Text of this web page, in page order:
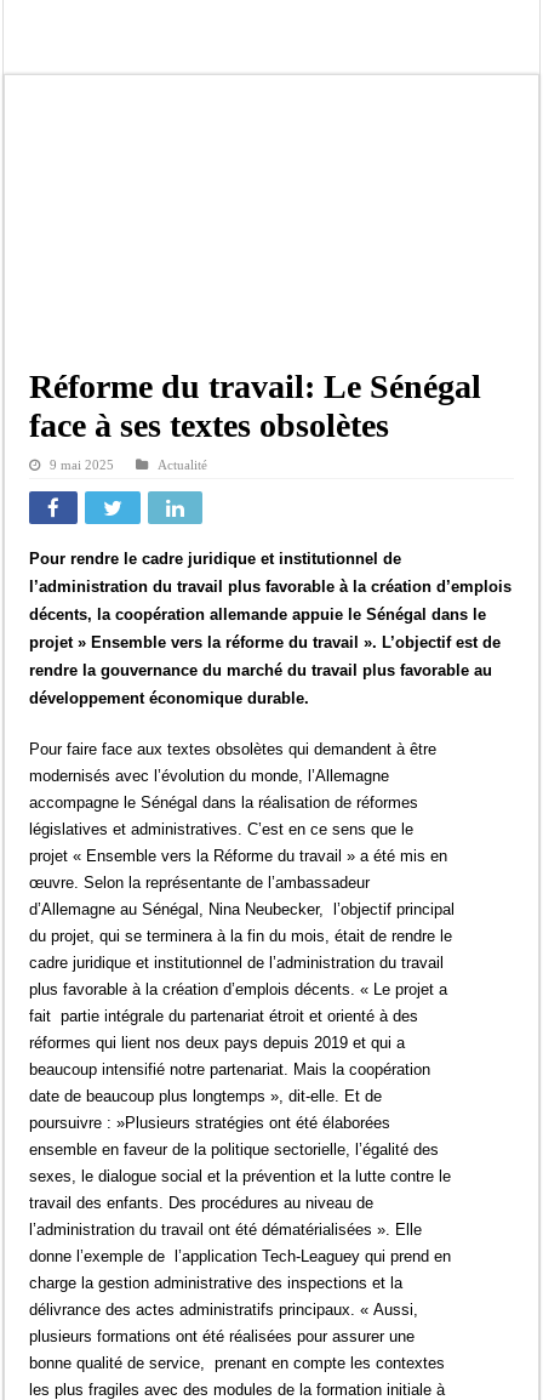
Réforme du travail: Le Sénégal
face à ses textes obsolètes
9 mai 2025 Actualité
Pour rendre le cadre juridique et institutionnel de
l’administration du travail plus favorable à la création d’emplois
décents, la coopération allemande appuie le Sénégal dans le
projet » Ensemble vers la réforme du travail ». L’objectif est de
rendre la gouvernance du marché du travail plus favorable au
développement économique durable.
Pour faire face aux textes obsolètes qui demandent à être
modernisés avec l’évolution du monde, l’Allemagne
accompagne le Sénégal dans la réalisation de réformes
législatives et administratives. C’est en ce sens que le
projet « Ensemble vers la Réforme du travail » a été mis en
œuvre. Selon la représentante de l’ambassadeur
d’Allemagne au Sénégal, Nina Neubecker, l’objectif principal
du projet, qui se terminera à la fin du mois, était de rendre le
cadre juridique et institutionnel de l’administration du travail
plus favorable à la création d’emplois décents. « Le projet a
fait partie intégrale du partenariat étroit et orienté à des
réformes qui lient nos deux pays depuis 2019 et qui a
beaucoup intensifié notre partenariat. Mais la coopération
date de beaucoup plus longtemps », dit-elle. Et de
poursuivre : »Plusieurs stratégies ont été élaborées
ensemble en faveur de la politique sectorielle, l’égalité des
sexes, le dialogue social et la prévention et la lutte contre le
travail des enfants. Des procédures au niveau de
l’administration du travail ont été dématérialisées ». Elle
donne l’exemple de l’application Tech-Leaguey qui prend en
charge la gestion administrative des inspections et la
délivrance des actes administratifs principaux. « Aussi,
plusieurs formations ont été réalisées pour assurer une
bonne qualité de service, prenant en compte les contextes
les plus fragiles avec des modules de la formation initiale à